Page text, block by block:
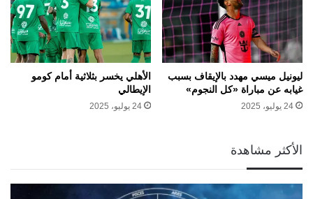
ليونيل ميسي مهدد بالإيقاف بسبب
غيابه عن مباراة «كل النجوم»
24 يوليو، 2025
الأهلي يخسر بثلاثية أمام كومو
الإيطالي
24 يوليو، 2025
الأكثر مشاهدة